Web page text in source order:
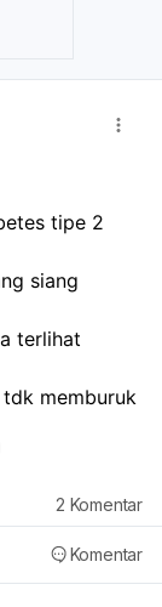
penanganan
diabetes
tipe 2
siang
terlihat
memburuk
Komentar
2 Komentar